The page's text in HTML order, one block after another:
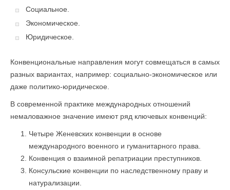
Социальное.
Экономическое.
Юридическое.
Конвенциональные направления могут совмещаться в самых
разных вариантах, например: социально-экономическое или
даже политико-юридическое.
В современной практике международных отношений
немаловажное значение имеют ряд ключевых конвенций:
Четыре Женевских конвенции в основе
международного военного и гуманитарного права.
Конвенция о взаимной репатриации преступников.
Консульские конвенции по наследственному праву и
натурализации.